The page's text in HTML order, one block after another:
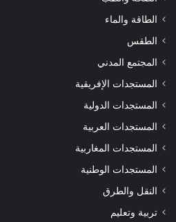
الطاقة والماء
الطقس
المجتمع المدني
المستجدات الإفريقية
المستجدات الدولية
المستجدات العربية
المستجدات المغاربية
المستجدات الوطنية
النقل والطرق
تربية وتعليم